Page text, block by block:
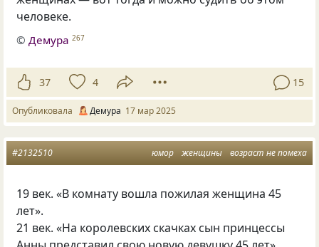
человеке.
© Демура 267
37 4 15
Опубликовала Демура 17 мар 2025
юмор женщины возраст не помеха
#2132510
19 век. «В комнату вошла пожилая женщина 45
лет».
21 век. «На королевских скачках сын принцессы